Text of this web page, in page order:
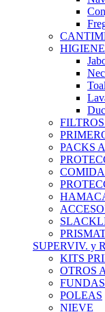
PACKS
SUPERVIV. y
KITS
OTROS
POLEAS
NIEVE